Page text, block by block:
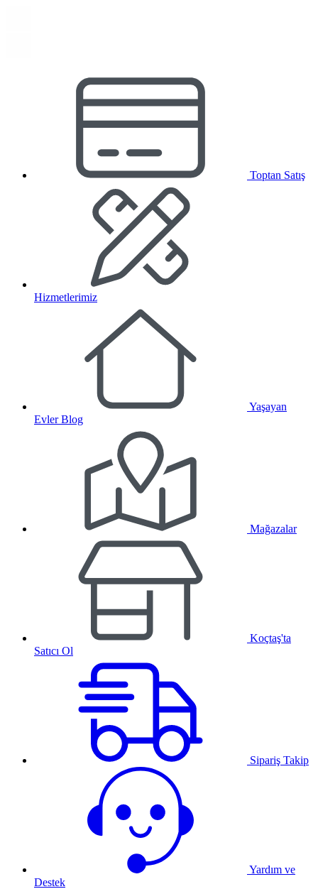
Toptan Satış
Hizmetlerimiz
Yaşayan
Evler Blog
Mağazalar
Koçtaş'ta
Satıcı Ol
Sipariş Takip
Yardım ve
Destek